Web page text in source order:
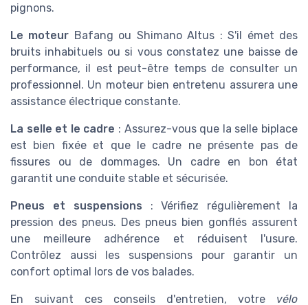
pignons.
Le moteur Bafang ou Shimano Altus : S'il émet des
bruits inhabituels ou si vous constatez une baisse de
performance, il est peut-être temps de consulter un
professionnel. Un moteur bien entretenu assurera une
assistance électrique constante.
La selle et le cadre : Assurez-vous que la selle biplace
est bien fixée et que le cadre ne présente pas de
fissures ou de dommages. Un cadre en bon état
garantit une conduite stable et sécurisée.
Pneus et suspensions : Vérifiez régulièrement la
pression des pneus. Des pneus bien gonflés assurent
une meilleure adhérence et réduisent l'usure.
Contrôlez aussi les suspensions pour garantir un
confort optimal lors de vos balades.
En suivant ces conseils d'entretien, votre vélo